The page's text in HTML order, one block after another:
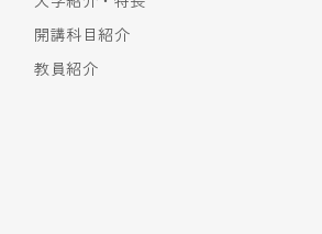
開講科目紹介
教員紹介